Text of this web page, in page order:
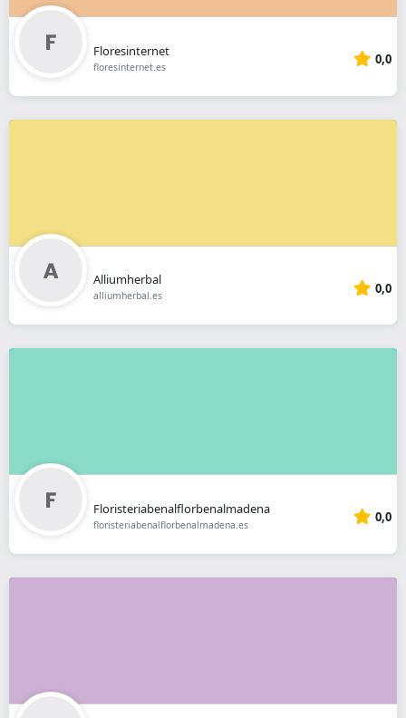
Floresinternet
floresinternet.es 0,0
Alliumherbal
alliumherbal.es 0,0
Floristeriabenalflorbenalmadena
floristeriabenalflorbenalmadena.es 0,0